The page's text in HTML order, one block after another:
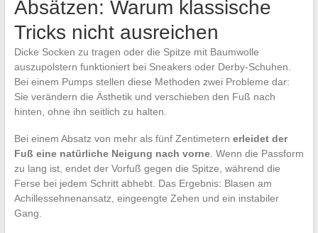
Absätzen: Warum klassische
Tricks nicht ausreichen
Dicke Socken zu tragen oder die Spitze mit Baumwolle
auszupolstern funktioniert bei Sneakers oder Derby-Schuhen.
Bei einem Pumps stellen diese Methoden zwei Probleme dar:
Sie verändern die Ästhetik und verschieben den Fuß nach
hinten, ohne ihn seitlich zu halten.
Bei einem Absatz von mehr als fünf Zentimetern erleidet der
Fuß eine natürliche Neigung nach vorne. Wenn die Passform
zu lang ist, endet der Vorfuß gegen die Spitze, während die
Ferse bei jedem Schritt abhebt. Das Ergebnis: Blasen am
Achillessehnenansatz, eingeengte Zehen und ein instabiler
Gang.